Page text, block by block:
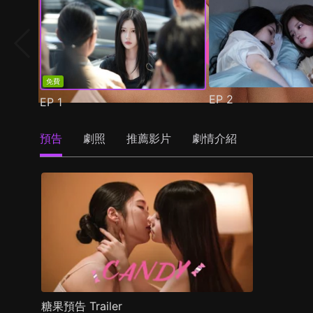
免費
EP1 EP2
預告 劇照 推薦影片 劇情介紹
糖果預告 Trailer